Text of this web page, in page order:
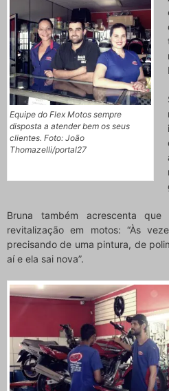
Equipe do Flex Motos sempre
disposta a atender bem os seus
clientes. Foto: João
Thomazelli/portal27
Bruna também acrescenta
revitalização em motos: “Às
precisando de uma pintura, de
aí e ela sai nova”.